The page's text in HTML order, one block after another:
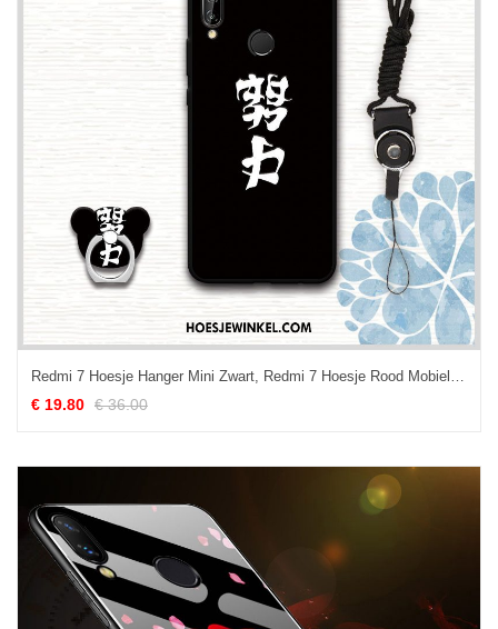
Redmi 7 Hoesje Hanger Mini Zwart, Redmi 7 Hoesje Rood Mobiele Telefoon Beige
€ 19.80 € 36.00